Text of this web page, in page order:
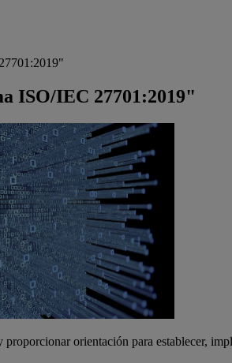
ISO/IEC 27701:2019"
orientación para establecer,